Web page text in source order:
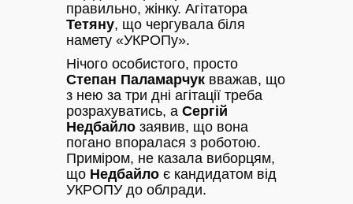
правильно, жінку. Агітатора
Тетяну, що чергувала біля
намету «УКРОПу».
Нічого особистого, просто
Степан Паламарчук вважав, що
з нею за три дні агітації треба
розрахуватись, а Сергій
Недбайло заявив, що вона
погано впоралася з роботою.
Приміром, не казала виборцям,
що Недбайло є кандидатом від
УКРОПУ до облради.